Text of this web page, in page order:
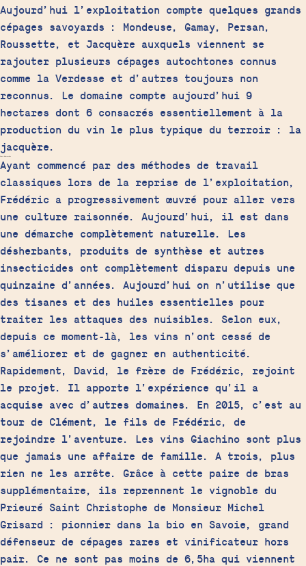
Aujourd’hui l’exploitation compte quelques grands
cépages savoyards : Mondeuse, Gamay, Persan,
Roussette, et Jacquère auxquels viennent se
rajouter plusieurs cépages autochtones connus
comme la Verdesse et d’autres toujours non
reconnus. Le domaine compte aujourd’hui 9
hectares dont 6 consacrés essentiellement à la
production du vin le plus typique du terroir : la
jacquère.
Leurs démarches
Ayant commencé par des méthodes de travail
classiques lors de la reprise de l’exploitation,
Frédéric a progressivement œuvré pour aller vers
une culture raisonnée. Aujourd’hui, il est dans
une démarche complètement naturelle. Les
désherbants, produits de synthèse et autres
insecticides ont complètement disparu depuis une
quinzaine d’années. Aujourd’hui on n’utilise que
des tisanes et des huiles essentielles pour
traiter les attaques des nuisibles. Selon eux,
depuis ce moment-là, les vins n’ont cessé de
s’améliorer et de gagner en authenticité.
Rapidement, David, le frère de Frédéric, rejoint
le projet. Il apporte l’expérience qu’il a
acquise avec d’autres domaines. En 2015, c’est au
tour de Clément, le fils de Frédéric, de
rejoindre l’aventure. Les vins Giachino sont plus
que jamais une affaire de famille. A trois, plus
rien ne les arrête. Grâce à cette paire de bras
supplémentaire, ils reprennent le vignoble du
Prieuré Saint Christophe de Monsieur Michel
Grisard : pionnier dans la bio en Savoie, grand
défenseur de cépages rares et vinificateur hors
pair. Ce ne sont pas moins de 6,5ha qui viennent